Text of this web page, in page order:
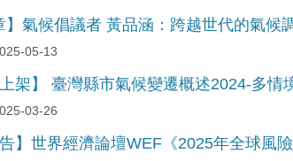
】氣候倡議者 黃品涵：跨越世代的氣候
05-13
架】 臺灣縣市氣候變遷概述2024-多情
03-26
】世界經濟論壇WEF《2025年全球風險